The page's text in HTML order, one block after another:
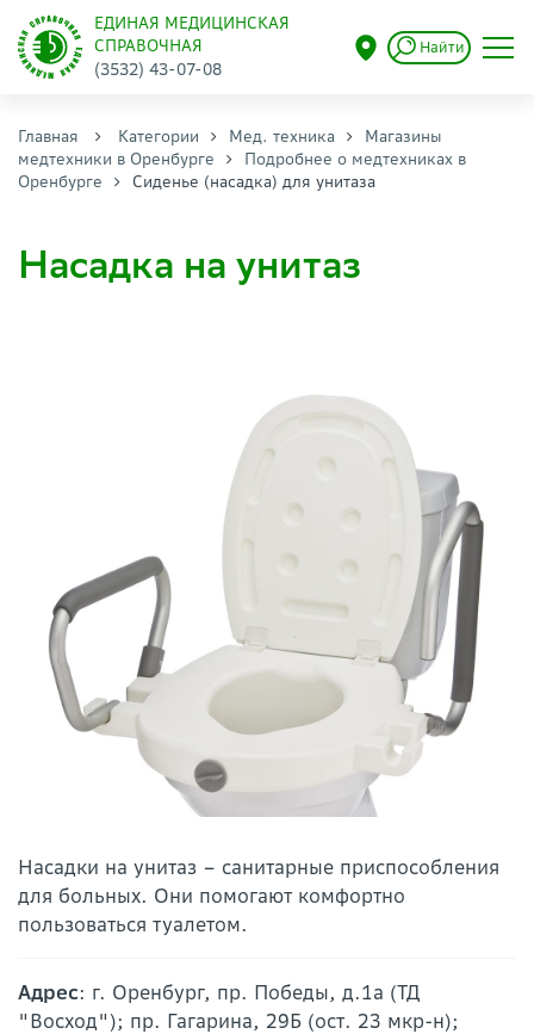
ЕДИНАЯ МЕДИЦИНСКАЯ
СПРАВОЧНАЯ
(3532) 43-07-08
Найти
Главная Категории Мед. техника
Магазины
медтехники в Оренбурге
Подробнее о медтехниках в
Оренбурге
Сиденье (насадка) для унитаза
Насадка на унитаз
Насадки на унитаз – санитарные приспособления
для больных. Они помогают комфортно
пользоваться туалетом.
Адрес: г. Оренбург, пр. Победы, д.1а (ТД
"Восход"); пр. Гагарина, 29Б (ост. 23 мкр-н);